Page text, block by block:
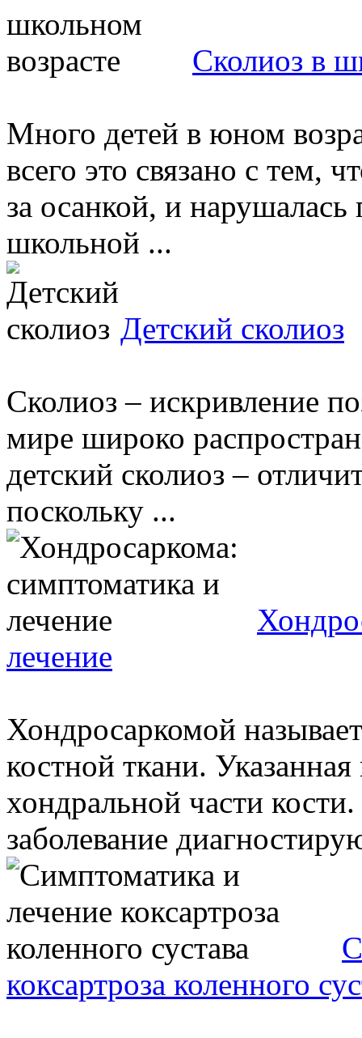
Сколиоз в
Много детей в юном
всего это связано с тем,
за осанкой, и нарушалась
школьной ...
Детский сколиоз
Сколиоз – искривление
мире широко
детский сколиоз –
поскольку ...
лечение
Хондросаркомой
костной ткани. Указанная
хондральной части
заболевание
коксартроза коленного